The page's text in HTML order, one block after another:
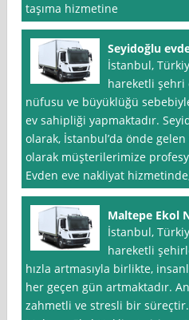
taşıma hizmetine
Seyidoğlu
İstanbul,
hareketli şehri
nüfusu ve büyüklüğü
ev sahipliği yapmaktadır.
olarak, İstanbul’da önde
olarak müşterilerimize
Evden eve nakliyat
Maltepe Ekol
İstanbul,
hareketli
hızla artmasıyla birlikte,
her geçen gün artmaktadır.
zahmetli ve stresli bir